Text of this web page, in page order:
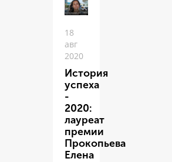
18
авг
2020
История
успеха
-
2020:
лауреат
премии
Прокопьева
Елена